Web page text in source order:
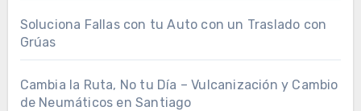
Soluciona Fallas con tu Auto con un Traslado con
Grúas
Cambia la Ruta, No tu Día – Vulcanización y Cambio
de Neumáticos en Santiago